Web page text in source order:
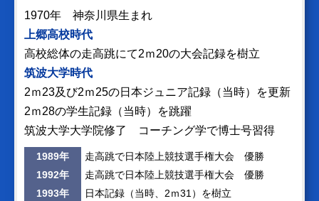
1970年 神奈川県生まれ
上郷高校時代
高校総体の走高跳にて2ｍ20の大会記録を樹立
筑波大学時代
2ｍ23及び2ｍ25の日本ジュニア記録（当時）を更新
2ｍ28の学生記録（当時）を跳躍
筑波大学大学院修了 コーチング学で博士号習得
1989年
走高跳で日本陸上競技選手権大会 優勝
1992年
走高跳で日本陸上競技選手権大会 優勝
1993年
日本記録（当時、2ｍ31）を樹立